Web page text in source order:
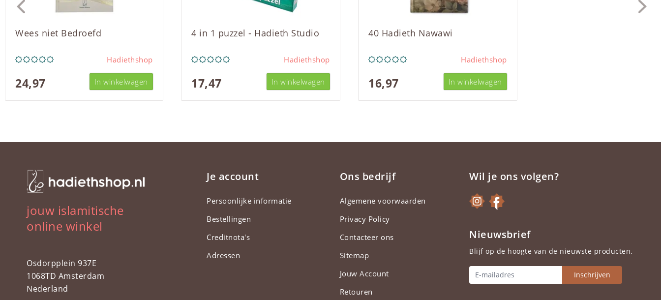
Wees niet Bedroefd
Hadiethshop
24,97 In winkelwagen
4 in 1 puzzel - Hadieth Studio
Hadiethshop
17,47 In winkelwagen
40 Hadieth Nawawi
Hadiethshop
16,97 In winkelwagen
jouw islamitische
online winkel
Osdorpplein 937E
1068TD Amsterdam
Nederland
Je account
Persoonlijke informatie
Bestellingen
Creditnota's
Adressen
Ons bedrijf
Algemene voorwaarden
Privacy Policy
Contacteer ons
Sitemap
Jouw Account
Retouren
Wil je ons volgen?
Nieuwsbrief
Blijf op de hoogte van de nieuwste producten.
Inschrijven